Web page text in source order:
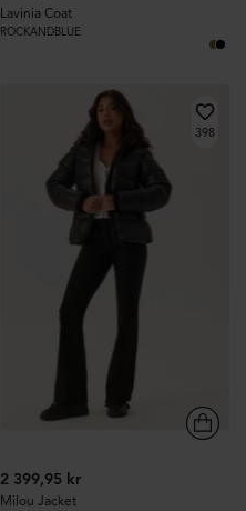
Lavinia Coat
ROCKANDBLUE
398
2 399,95 kr
Milou Jacket